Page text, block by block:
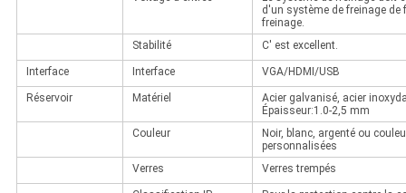
d'un système de freinage de
freinage.
Stabilité
C' est excellent.
Interface Interface VGA/HDMI/USB
Réservoir Matériel
Acier galvanisé, acier
Épaisseur:1.0-2,5 mm
Couleur
Noir, blanc, argenté ou
personnalisées
Verres
Verres trempés